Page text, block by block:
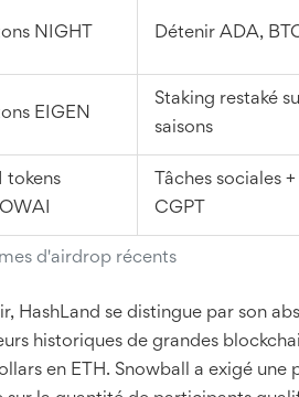
d'airdrop récents
NIGHT Détenir ADA,
EIGEN
Staking restaké
saisons
tokens
Tâches sociales
CGPT
HashLand se distingue par son
historiques de grandes
en ETH. Snowball a exigé une